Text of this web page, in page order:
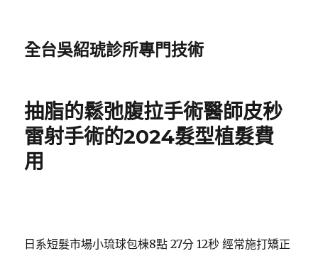
全台吳紹琥診所專門技術
抽脂的鬆弛腹拉手術醫師皮秒
雷射手術的2024髮型植髮費
用
日系短髮市場小琉球包棟8點 27分 12秒 經常施打矯正